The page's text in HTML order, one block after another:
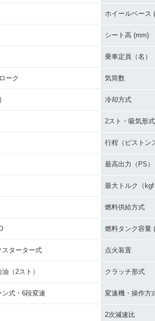
ホイールベース
シート高 (mm)
乗車定員（名）
ーク 気筒数
冷却方式
2スト・吸気形式
行程（ピストン
最高出力（PS）
最大トルク（kgf
燃料供給方式
燃料タンク容量
スターター式 点火装置
（2スト） クラッチ形式
ン式・6段変速 変速機・操作方
2次減速比